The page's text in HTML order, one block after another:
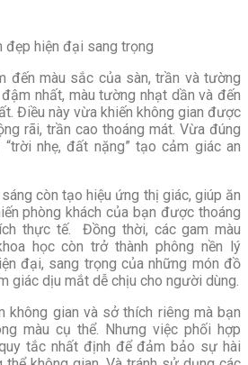
đẹp hiện đại sang trọng
đến màu sắc của sàn, trần và tường
nhất, màu tường nhạt dần và đến
Điều này vừa khiến không gian được
rãi, trần cao thoáng mát. Vừa đúng
nhẹ, đất nặng” tạo cảm giác an
còn tạo hiệu ứng thị giác, giúp ăn
phòng khách của bạn được thoáng
thực tế. Đồng thời, các gam màu
học còn trở thành phông nền lý
đại, sang trọng của những món đồ
giác dịu mắt dễ chịu cho người dùng.
không gian và sở thích riêng mà bạn
màu cụ thể. Nhưng việc phối hợp
tắc nhất định để đảm bảo sự hài